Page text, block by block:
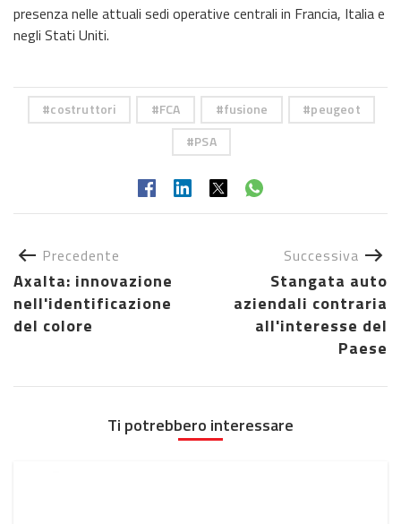
presenza nelle attuali sedi operative centrali in Francia, Italia e
negli Stati Uniti.
costruttori FCA fusione
peugeot
PSA
Precedente
Axalta: innovazione
nell'identificazione
del colore
Successiva
Stangata auto
aziendali contraria
all'interesse del
Paese
Ti potrebbero interessare